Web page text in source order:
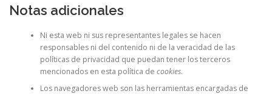
Notas adicionales
Ni esta web ni sus representantes legales se hacen
responsables ni del contenido ni de la veracidad de las
políticas de privacidad que puedan tener los terceros
mencionados en esta política de cookies.
Los navegadores web son las herramientas encargadas de